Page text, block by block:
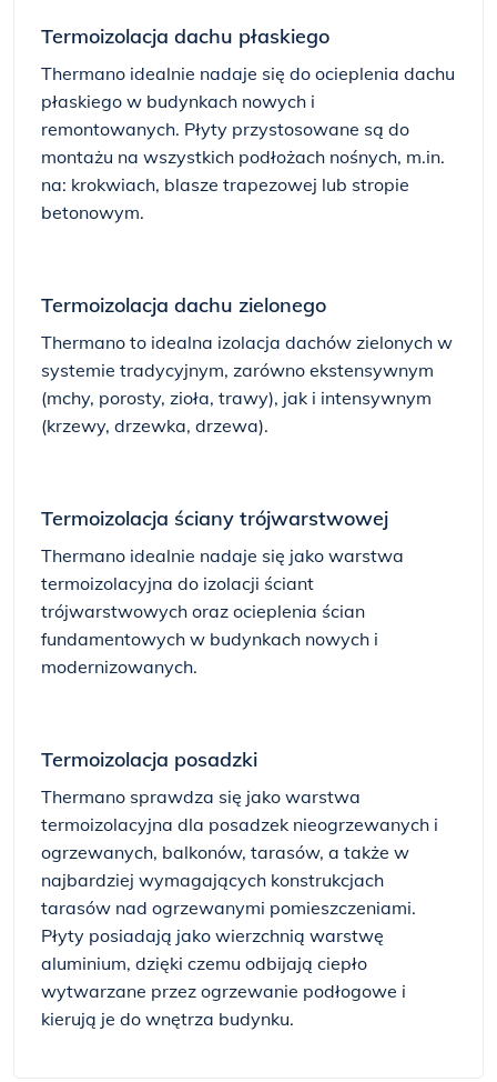
Termoizolacja dachu płaskiego
Thermano idealnie nadaje się do ocieplenia dachu
płaskiego w budynkach nowych i
remontowanych. Płyty przystosowane są do
montażu na wszystkich podłożach nośnych, m.in.
na: krokwiach, blasze trapezowej lub stropie
betonowym.
Termoizolacja dachu zielonego
Thermano to idealna izolacja dachów zielonych w
systemie tradycyjnym, zarówno ekstensywnym
(mchy, porosty, zioła, trawy), jak i intensywnym
(krzewy, drzewka, drzewa).
Termoizolacja ściany trójwarstwowej
Thermano idealnie nadaje się jako warstwa
termoizolacyjna do izolacji ściant
trójwarstwowych oraz ocieplenia ścian
fundamentowych w budynkach nowych i
modernizowanych.
Termoizolacja posadzki
Thermano sprawdza się jako warstwa
termoizolacyjna dla posadzek nieogrzewanych i
ogrzewanych, balkonów, tarasów, a także w
najbardziej wymagających konstrukcjach
tarasów nad ogrzewanymi pomieszczeniami.
Płyty posiadają jako wierzchnią warstwę
aluminium, dzięki czemu odbijają ciepło
wytwarzane przez ogrzewanie podłogowe i
kierują je do wnętrza budynku.